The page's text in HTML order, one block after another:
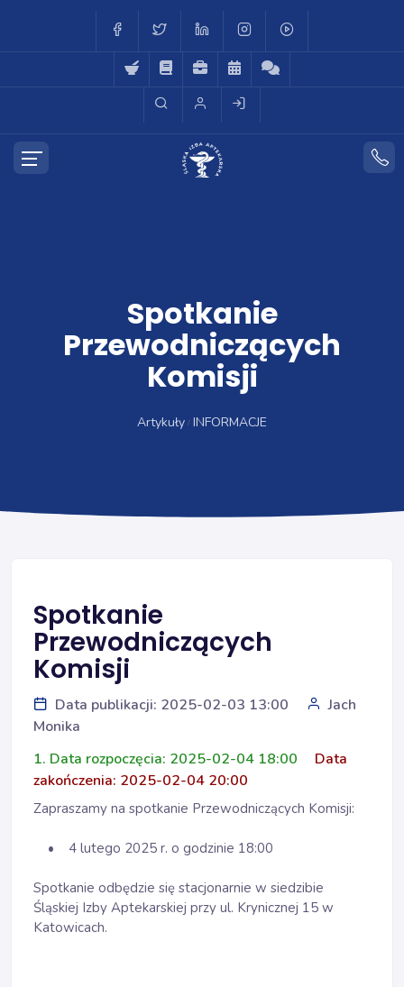
Spotkanie
Przewodniczących
Komisji
Artykuły INFORMACJE
Spotkanie
Przewodniczących
Komisji
Data publikacji: 2025-02-03 13:00
Jach
Monika
1. Data rozpoczęcia: 2025-02-04 18:00
Data
zakończenia: 2025-02-04 20:00
Zapraszamy na spotkanie Przewodniczących Komisji:
• 4 lutego 2025 r. o godzinie 18:00
Spotkanie odbędzie się stacjonarnie w siedzibie
Śląskiej Izby Aptekarskiej przy ul. Krynicznej 15 w
Katowicach.